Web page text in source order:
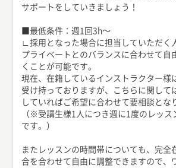
サポートをしていきましょう！
■最低条件：週1回3h〜
∟採用となった場合に担当していただく
プライベートとのバランスに合わせて自
くことが可能です。
現在、在籍しているインストラクター様
受け持っておりますが、こちらに関して
していればご希望に合わせて要相談とな
（※受講生様1人につき週に1度のレッス
です。）
またレッスンの時間帯についても、完全
合を合わせて自由に調整できますので、